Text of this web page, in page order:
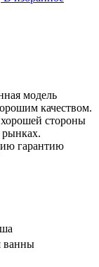
модель
качеством.
стороны
гарантию
ванны